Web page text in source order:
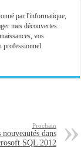
par l'informatique,
mes découvertes.
vos
professionnel
Prochain
nouveautés dans
SQL 2012